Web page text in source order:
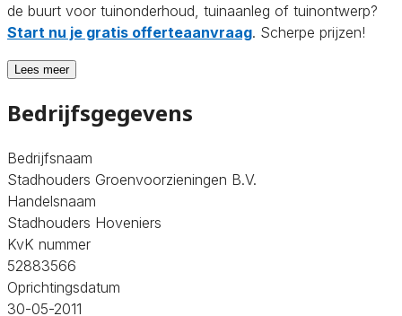
de buurt voor tuinonderhoud, tuinaanleg of tuinontwerp?
Start nu je gratis offerteaanvraag. Scherpe prijzen!
Lees meer
Bedrijfsgegevens
Bedrijfsnaam
Stadhouders Groenvoorzieningen B.V.
Handelsnaam
Stadhouders Hoveniers
KvK nummer
52883566
Oprichtingsdatum
30-05-2011